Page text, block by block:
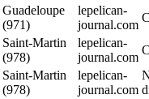
Guadeloupe
(971)
lepelican-
journal.com
Saint-Martin
(978)
lepelican-
journal.com
Saint-Martin
(978)
lepelican-
journal.com